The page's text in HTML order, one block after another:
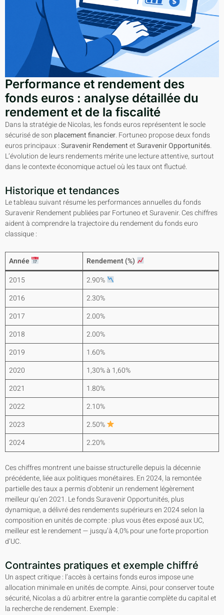
Performance et rendement des
fonds euros : analyse détaillée du
rendement et de la fiscalité
Dans la stratégie de Nicolas, les fonds euros représentent le socle
sécurisé de son placement financier. Fortuneo propose deux fonds
euros principaux :Suravenir RendementetSuravenir Opportunités.
L’évolution de leurs rendements mérite une lecture attentive, surtout
dans le contexte économique actuel où les taux ont fluctué.
Historique et tendances
Le tableau suivant résume les performances annuelles du fonds
Suravenir Rendement publiées par Fortuneo et Suravenir. Ces chiffres
aident à comprendre la trajectoire du rendement du fonds euro
classique :
Année
Rendement (%)
2015
2.90%
2016
2.30%
2017
2.00%
2018
2.00%
2019
1.60%
2020
1,30% à 1,60%
2021
1.80%
2022
2.10%
2023
2.50%
2024
2.20%
Ces chiffres montrent une baisse structurelle depuis la décennie
précédente, liée aux politiques monétaires. En 2024, la remontée
partielle des taux a permis d’obtenir un rendement légèrement
meilleur qu’en 2021. Le fonds Suravenir Opportunités, plus
dynamique, a délivré des rendements supérieurs en 2024 selon la
composition en unités de compte : plus vous êtes exposé aux UC,
meilleur est le rendement — jusqu’à 4,0% pour une forte proportion
d’UC.
Contraintes pratiques et exemple chiffré
Un aspect critique : l’accès à certains fonds euros impose une
allocation minimale en unités de compte. Ainsi, pour conserver toute
sécurité, Nicolas a dû arbitrer entre la garantie complète du capital et
la recherche de rendement. Exemple :